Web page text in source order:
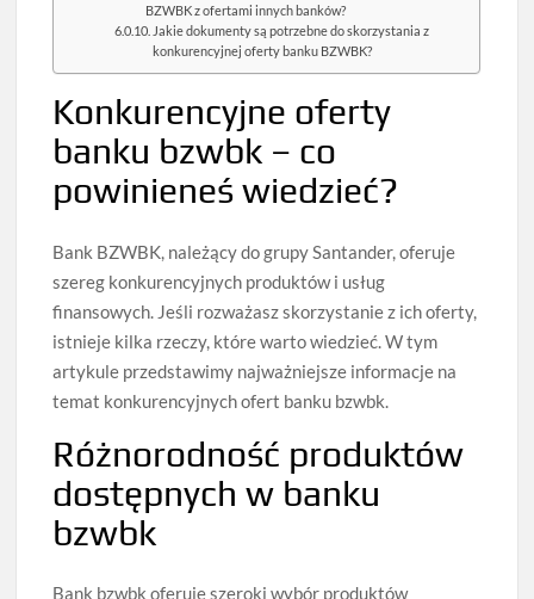
BZWBK z ofertami innych banków?
Jakie dokumenty są potrzebne do skorzystania z
konkurencyjnej oferty banku BZWBK?
Konkurencyjne oferty
banku bzwbk – co
powinieneś wiedzieć?
Bank BZWBK, należący do grupy Santander, oferuje
szereg konkurencyjnych produktów i usług
finansowych. Jeśli rozważasz skorzystanie z ich oferty,
istnieje kilka rzeczy, które warto wiedzieć. W tym
artykule przedstawimy najważniejsze informacje na
temat konkurencyjnych ofert banku bzwbk.
Różnorodność produktów
dostępnych w banku
bzwbk
Bank bzwbk oferuje szeroki wybór produktów